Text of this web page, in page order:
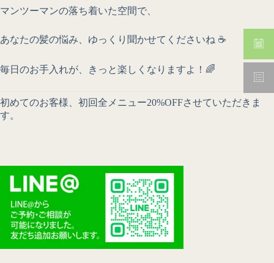
マンツーマンの落ち着いた空間で、
あなたの髪の悩み、ゆっくり聞かせてくださいね ☕️
毎日のお手入れが、きっと楽しくなりますよ！🌈
初めてのお客様、初回全メニュー20%OFFさせていただきま
す。